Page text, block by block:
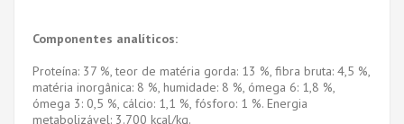
Componentes analíticos:
Proteína: 37 %, teor de matéria gorda: 13 %, fibra bruta: 4,5 %,
matéria inorgânica: 8 %, humidade: 8 %, ómega 6: 1,8 %,
ómega 3: 0,5 %, cálcio: 1,1 %, fósforo: 1 %. Energia
metabolizável: 3.700 kcal/kg.